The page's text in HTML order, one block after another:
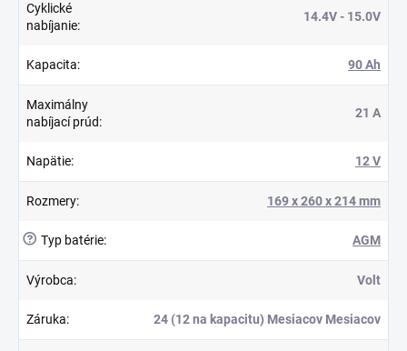
Cyklické
nabíjanie:
14.4V - 15.0V
Kapacita: 90 Ah
Maximálny
nabíjací prúd:
21 A
Napätie: 12 V
Rozmery: 169 x 260 x 214 mm
? Typ batérie: AGM
Výrobca: Volt
Záruka: 24 (12 na kapacitu) Mesiacov Mesiacov